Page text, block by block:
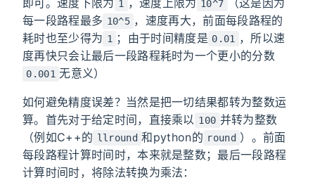
1 10^7
每一段路程最多 10^5 ，速度再大，前面每段路程的
耗时也至少得为 1 ；由于时间精度是 0.01
，所以速
度再快只会让最后一段路程耗时为一个更小的分数
0.001 无意义）
如何避免精度误差？当然是把一切结果都转为整数运
算。首先对于给定时间，直接乘以 100 并转为整数
（例如C++的 llround 和python的 round ）。前面
每段路程计算时间时，本来就是整数；最后一段路程
计算时间时，将除法转换为乘法：